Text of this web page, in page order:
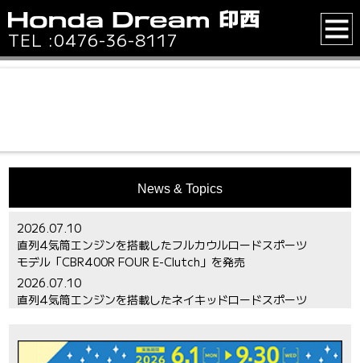
TEL :0476-36-8117
News & Topics